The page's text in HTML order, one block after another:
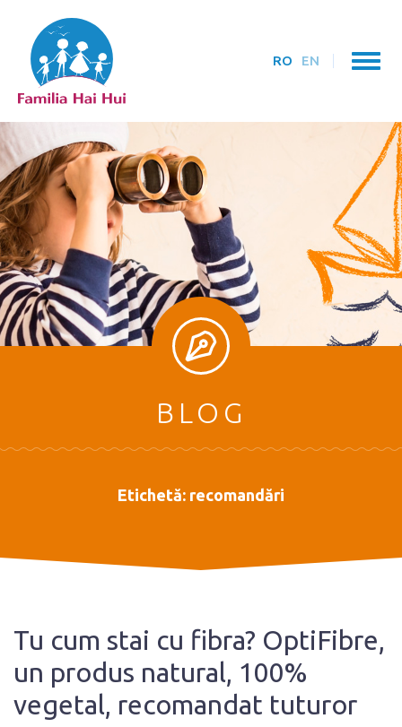
RO EN
BLOG
Etichetă: recomandări
Tu cum stai cu fibra? OptiFibre,
un produs natural, 100%
vegetal, recomandat tuturor